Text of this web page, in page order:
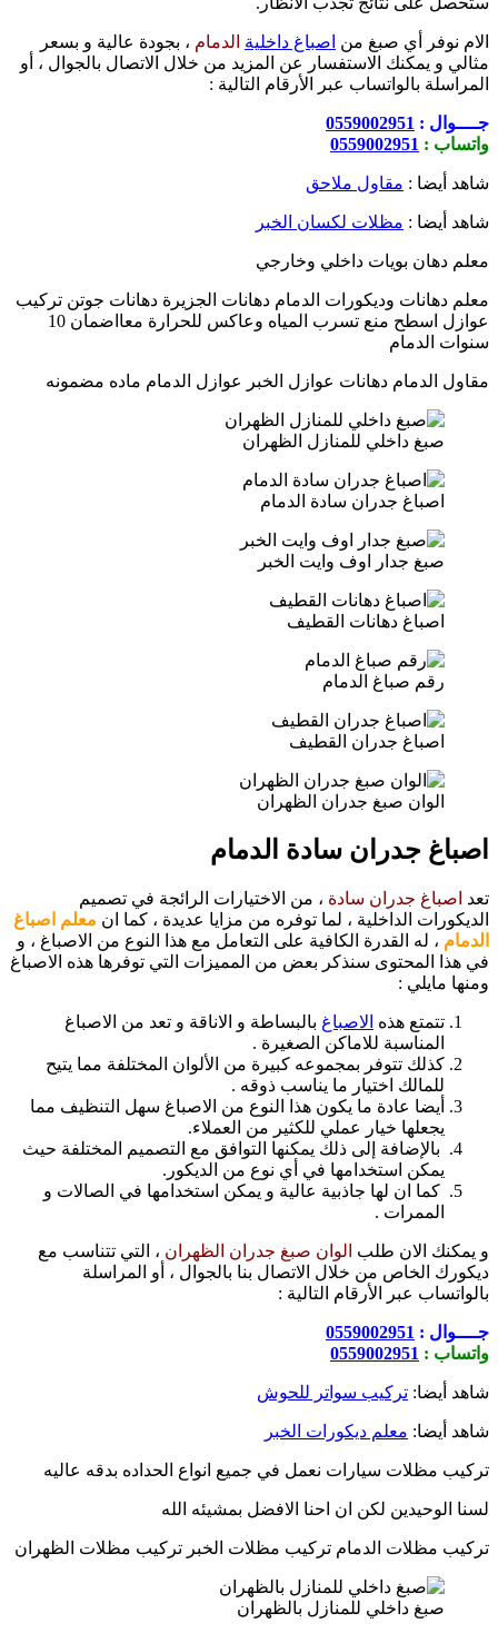
الام نوفر أي صبغ من اصباغ داخلية الدمام ، بجودة عالية و بسعر
مثالي و يمكنك الاستفسار عن المزيد من خلال الاتصال بالجوال ، أو
المراسلة بالواتساب عبر الأرقام التالية :
جــــوال : 0559002951
واتساب : 0559002951
شاهد أيضا : مقاول ملاحق
شاهد أيضا : مظلات لكسان الخبر
معلم دهان بويات داخلي وخارجي
معلم دهانات وديكورات الدمام دهانات الجزيرة دهانات جوتن تركيب
عوازل اسطح منع تسرب المياه وعاكس للحرارة معااضمان 10
سنوات الدمام
مقاول الدمام دهانات عوازل الخبر عوازل الدمام ماده مضمونه
صبغ داخلي للمنازل الظهران
اصباغ جدران سادة الدمام
صبغ جدار اوف وايت الخبر
اصباغ دهانات القطيف
رقم صباغ الدمام
اصباغ جدران القطيف
الوان صبغ جدران الظهران
اصباغ جدران سادة الدمام
تعد اصباغ جدران سادة ، من الاختيارات الرائجة في تصميم
الديكورات الداخلية ، لما توفره من مزايا عديدة ، كما ان معلم اصباغ
الدمام ، له القدرة الكافية على التعامل مع هذا النوع من الاصباغ ، و
في هذا المحتوى سنذكر بعض من المميزات التي توفرها هذه الاصباغ
ومنها مايلي :
تتمتع هذه الاصباغ بالبساطة و الاناقة و تعد من الاصباغ
المناسبة للاماكن الصغيرة .
كذلك تتوفر بمجموعه كبيرة من الألوان المختلفة مما يتيح
للمالك اختيار ما يناسب ذوقه .
أيضا عادة ما يكون هذا النوع من الاصباغ سهل التنظيف مما
يجعلها خيار عملي للكثير من العملاء.
بالإضافة إلى ذلك يمكنها التوافق مع التصميم المختلفة حيث
يمكن استخدامها في أي نوع من الديكور.
كما ان لها جاذبية عالية و يمكن استخدامها في الصالات و
الممرات .
و يمكنك الان طلب الوان صبغ جدران الظهران ، التي تتناسب مع
ديكورك الخاص من خلال الاتصال بنا بالجوال ، أو المراسلة
بالواتساب عبر الأرقام التالية :
جــــوال : 0559002951
واتساب : 0559002951
شاهد أيضا: تركيب سواتر للحوش
شاهد أيضا: معلم ديكورات الخبر
تركيب مظلات سيارات نعمل في جميع انواع الحداده بدقه عاليه
لسنا الوحيدين لكن ان احنا الافضل بمشيئه الله
تركيب مظلات الدمام تركيب مظلات الخبر تركيب مظلات الظهران
صبغ داخلي للمنازل بالظهران